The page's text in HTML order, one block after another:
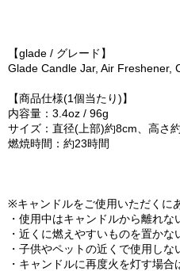
【glade / グレード】
Glade Candle Jar, Air Freshener,
【商品仕様(1個当たり)】
内容量：3.4oz / 96g
サイズ：直径(上部)約8cm、高さ
燃焼時間：約23時間
※キャンドルをご使用いただくに
・使用中はキャンドルから離れな
・近くに燃えやすいものを置かな
・子供やペットの近くで使用しな
・キャンドルに再度火を灯す場